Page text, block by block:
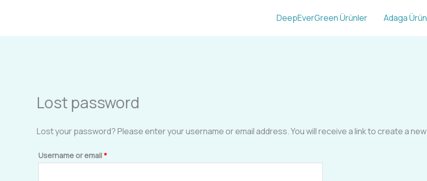
DeepEverGreen Ürünler Adaga
Lost password
Lost your password? Please enter your username or email address. You will receive a link to create a
Username or email *